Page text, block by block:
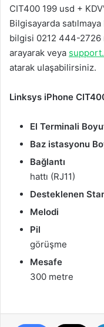
CIT400 199 usd +
Bilgisayarda satılmaya
bilgisi 0212 444-2726
arayarak veya
atarak ulaşabilirsiniz.
Linksys iPhone
El Terminali
Baz istasyonu
hattı (RJ11)
Desteklenen
Pil
görüşme
300 metre